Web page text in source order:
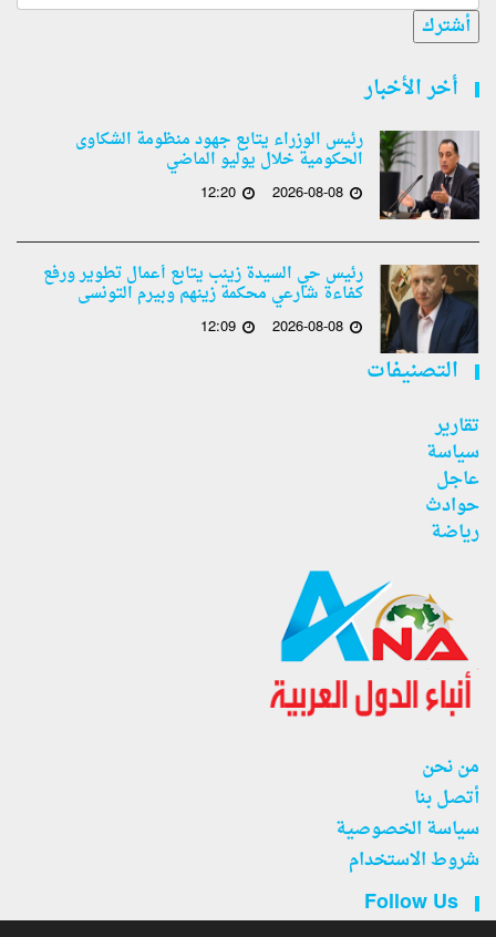
أشترك
أخر الأخبار
رئيس الوزراء يتابع جهود منظومة الشكاوى
الحكومية خلال يوليو الماضي
2026-08-08
12:20
رئيس حي السيدة زينب يتابع أعمال تطوير ورفع
كفاءة شارعي محكمة زينهم وبيرم التونسى
2026-08-08
12:09
التصنيفات
تقارير
سياسة
عاجل
حوادث
رياضة
من نحن
أتصل بنا
سياسة الخصوصية
شروط الاستخدام
Follow Us